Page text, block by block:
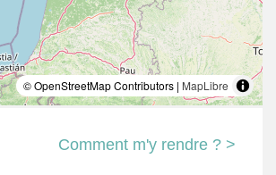
© OpenStreetMap Contributors | MapLibre
Comment m'y rendre ? >